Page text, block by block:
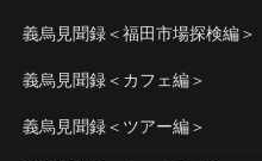
義烏見聞録＜福田市場探検編＞
義烏見聞録＜カフェ編＞
義烏見聞録＜ツアー編＞